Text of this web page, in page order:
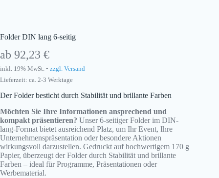
Folder DIN lang 6-seitig
ab 92,23 €
inkl. 19% MwSt. • zzgl. Versand
Lieferzeit: ca. 2-3 Werktage
Der Folder besticht durch Stabilität und brillante Farben
Möchten Sie Ihre Informationen ansprechend und
kompakt präsentieren? Unser 6-seitiger Folder im DIN-
lang-Format bietet ausreichend Platz, um Ihr Event, Ihre
Unternehmenspräsentation oder besondere Aktionen
wirkungsvoll darzustellen. Gedruckt auf hochwertigem 170 g
Papier, überzeugt der Folder durch Stabilität und brillante
Farben – ideal für Programme, Präsentationen oder
Werbematerial.